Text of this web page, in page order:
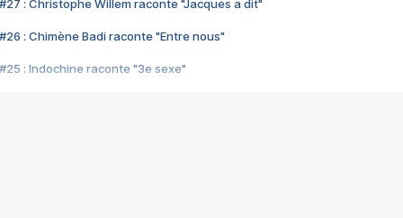
#27 : Christophe Willem raconte "Jacques a dit"
#26 : Chimène Badi raconte "Entre nous"
#25 : Indochine raconte "3e sexe"